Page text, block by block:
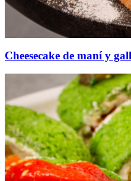
Cheesecake de maní y